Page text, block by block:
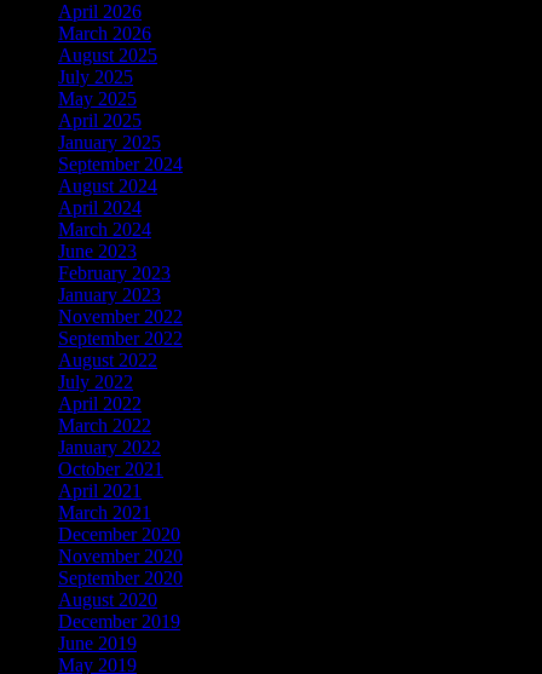
April 2026
March 2026
August 2025
July 2025
May 2025
April 2025
January 2025
September 2024
August 2024
April 2024
March 2024
June 2023
February 2023
January 2023
November 2022
September 2022
August 2022
July 2022
April 2022
March 2022
January 2022
October 2021
April 2021
March 2021
December 2020
November 2020
September 2020
August 2020
December 2019
June 2019
May 2019